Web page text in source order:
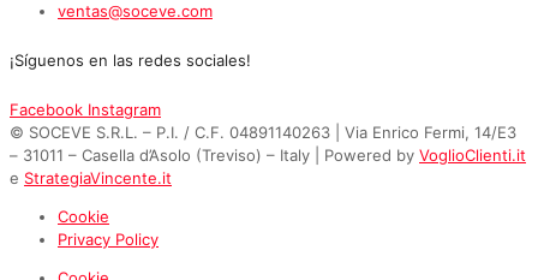
ventas@soceve.com
¡Síguenos en las redes sociales!
Facebook Instagram
© SOCEVE S.R.L. – P.I. / C.F. 04891140263 | Via Enrico Fermi, 14/E3
– 31011 – Casella d’Asolo (Treviso) – Italy | Powered by VoglioClienti.it
e StrategiaVincente.it
Cookie
Privacy Policy